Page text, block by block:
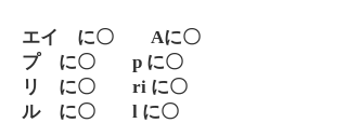
エイ に〇 Aに〇
プ に〇 p に〇
リ に〇 ri に〇
ル に〇 l に〇